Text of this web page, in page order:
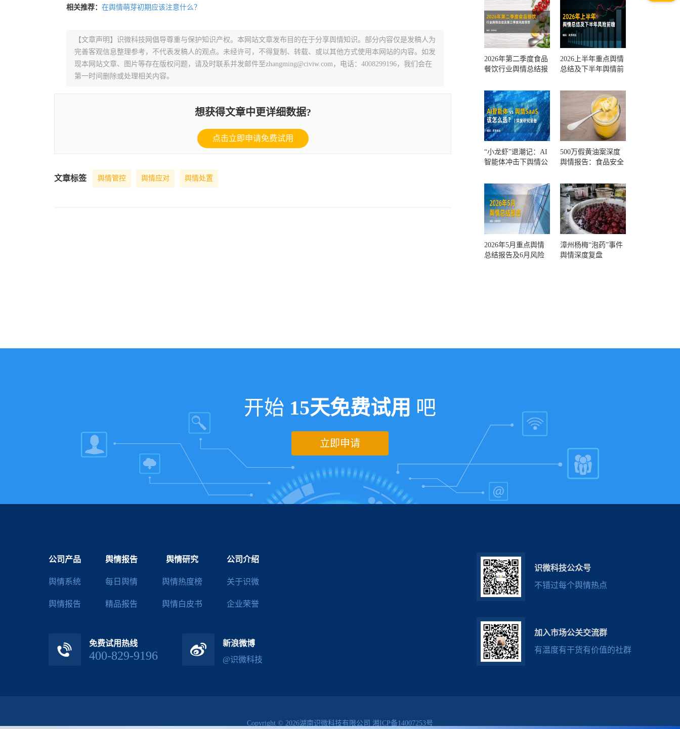
相关推荐： 在舆情萌芽初期应该注意什么？
【文章声明】识微科技网倡导尊重与保护知识产权。本网站文章发布目的在于分享舆情知识。部分内容仅是发稿人为
完善客观信息整理参考，不代表发稿人的观点。未经许可，不得复制、转载、或以其他方式使用本网站的内容。如发
现本网站文章、图片等存在版权问题，请及时联系并发邮件至zhangming@civiw.com，电话：4008299196，我们会在
第一时间删除或处理相关内容。
想获得文章中更详细数据?
点击立即申请免费试用
文章标签 舆情管控 舆情应对 舆情处置
2026年第二季度食品
餐饮行业舆情总结报
测
2026上半年重点舆情
总结及下半年舆情前
“小龙虾”退潮记：AI
智能体冲击下舆情公
500万假黄油案深度
舆情报告：食品安全
一环？
2026年5月重点舆情
总结报告及6月风险
漳州杨梅“泡药”事件
舆情深度复盘
开始 15天免费试用 吧
立即申请
公司产品
舆情系统
舆情报告
舆情报告
每日舆情
精品报告
舆情研究
舆情热度榜
舆情白皮书
公司介绍
关于识微
企业荣誉
免费试用热线
400-829-9196
新浪微博
@识微科技
识微科技公众号
不错过每个舆情热点
加入市场公关交流群
有温度有干货有价值的社群
Copyright © 2026湖南识微科技有限公司 湘ICP备14007253号